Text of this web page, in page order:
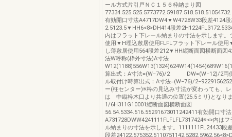
ール方式片引戸ＮＣ１５６枠納まり図
有効開口寸法A4717DW4▼W4728W33段差4124段
2.5123.5▼HH6<8>DH414段差
内はフラット下レール納まりの寸法を示します。
使用▼H埋込敷居使用FLFLフラット下レール使用
し薄敷居使用564段差212▼HH縦断面図横断面図
法W呼称(枠外寸法)A寸法
算出式：A寸法=(W−76)/2 DW=(W−12)/2両
ル取付け時算出式：A寸法=(W−76)/
ー(柱センター)※枠の見込み寸法が変わっても、
は 中縦枠木口より共通の位置(25.5ミリ)となりま
1/6H311G10001縦断面図横断面図
56.54.5334.516.55291673011242411有効開口寸法
A731728DWW4241111FLFLFL7317424※<>内はフ
ル納まりの寸法を示します。1111111FL24433段
段差